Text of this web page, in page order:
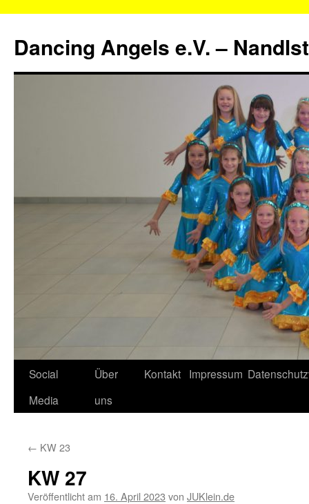
springen
Dancing Angels e.V. –
Social
Media
Über
uns
Kontakt Impressum
← KW 23
KW 27
Veröffentlicht am 16. April 2023 von JUKlein.de